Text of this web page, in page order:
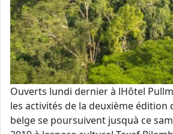
Ouverts lundi dernier à lHôtel
les activités de la deuxième édition
belge se poursuivent jusquà ce